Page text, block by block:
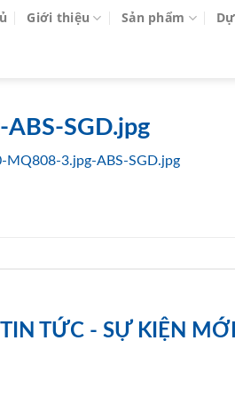
Giới thiệu Sản phẩm
SGD.jpg
MQ808-3.jpg-ABS-SGD.jpg
TIN TỨC - SỰ KIỆN